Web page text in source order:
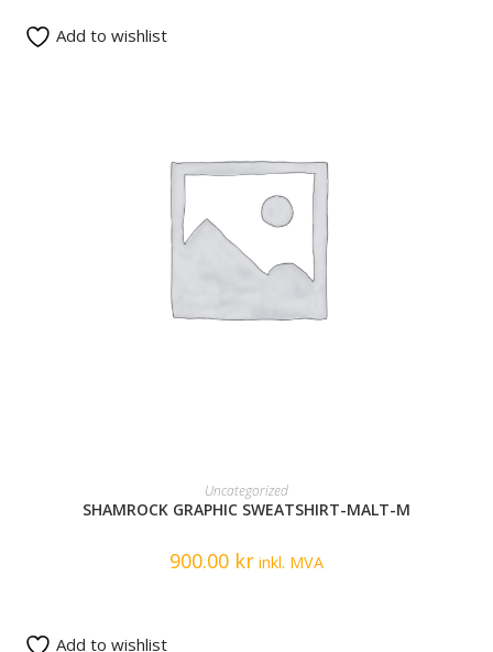
READ MORE
Uncategorized
SHAMROCK GRAPHIC SWEATSHIRT-MALT-M
900.00 kr inkl. MVA
Add to wishlist
Add to wishlist